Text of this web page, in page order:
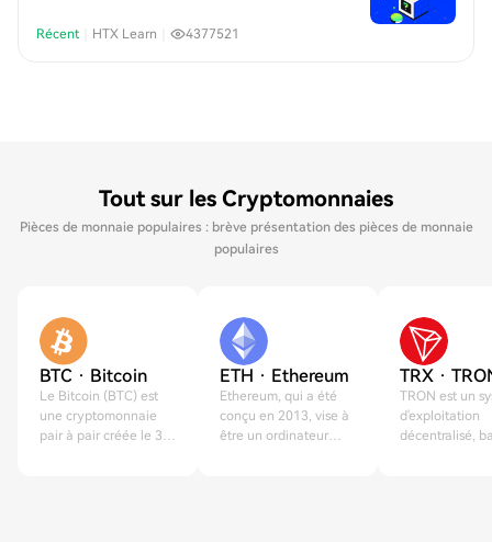
Récent｜ HTX Learn 4377521
Tout sur les Cryptomonnaies
Pièces de monnaie populaires : brève présentation des pièces de monnaie
populaires
BTC · Bitcoin
Le Bitcoin (BTC) est
une cryptomonnaie
pair à pair créée le 3
ETH · Ethereum
Ethereum, qui a été
conçu en 2013, vise à
être un ordinateur
TRX ·
TRON est un
d'exploitation
décentralisé,